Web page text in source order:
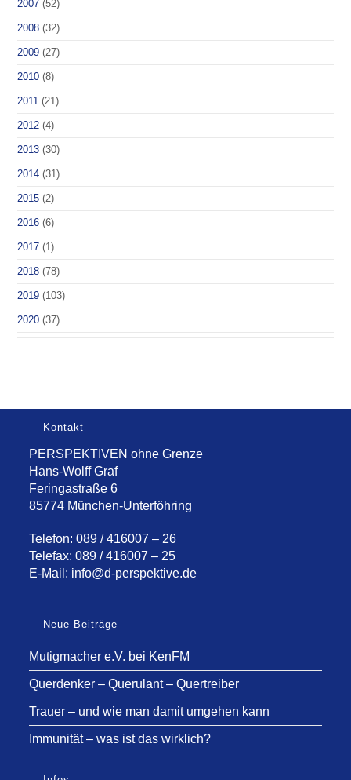
2007 (52)
2008 (32)
2009 (27)
2010 (8)
2011 (21)
2012 (4)
2013 (30)
2014 (31)
2015 (2)
2016 (6)
2017 (1)
2018 (78)
2019 (103)
2020 (37)
Kontakt
PERSPEKTIVEN ohne Grenze
Hans-Wolff Graf
Feringastraße 6
85774 München-Unterföhring
Telefon: 089 / 416007 – 26
Telefax: 089 / 416007 – 25
E-Mail: info@d-perspektive.de
Neue Beiträge
Mutigmacher e.V. bei KenFM
Querdenker – Querulant – Quertreiber
Trauer – und wie man damit umgehen kann
Immunität – was ist das wirklich?